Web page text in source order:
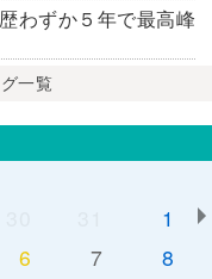
わずか５年で最高峰
一覧
1
6 7
8